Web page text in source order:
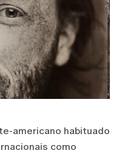
americano habituado
como